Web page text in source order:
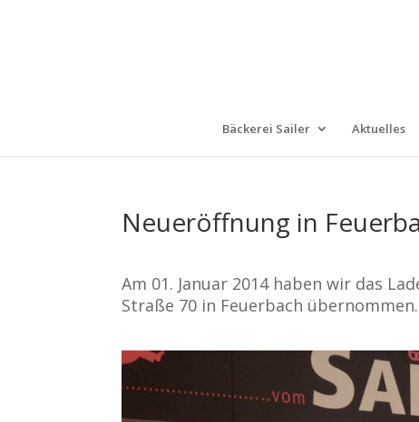
Bäckerei Sailer Aktuelles
Neueröffnung in
Am 01. Januar 2014 haben wir das
Straße 70 in Feuerbach übernommen.